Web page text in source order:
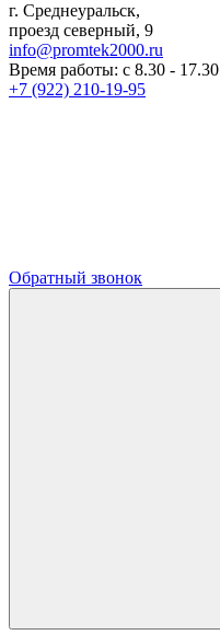
г. Среднеуральск,
проезд северный, 9
info@promtek2000.ru
Время работы: с 8.30 - 17.30
+7 (922) 210-19-95
Обратный звонок